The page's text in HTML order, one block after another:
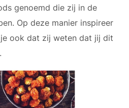
genoemd die zij in de
Op deze manier inspireer
ook dat zij weten dat jij dit